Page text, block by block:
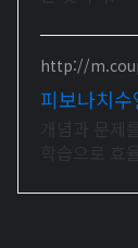
http://
피보나치